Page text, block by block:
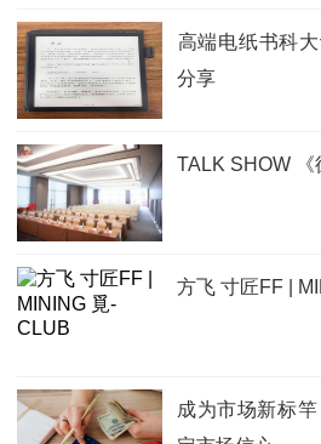
高端电纸书科
分享
TALK SHOW 《
方飞 寸匠FF |
成为市场新标